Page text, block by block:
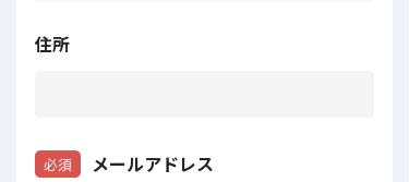
住所
メールアドレス
必須